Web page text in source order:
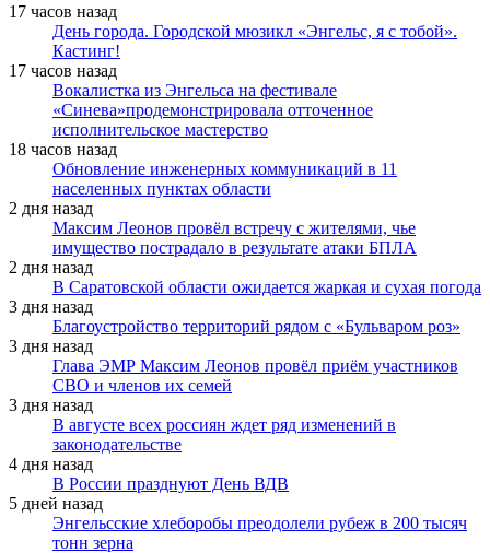
17 часов назад
День города. Городской мюзикл «Энгельс, я с тобой».
Кастинг!
17 часов назад
Вокалистка из Энгельса на фестивале
«Синева»продемонстрировала отточенное
исполнительское мастерство
18 часов назад
Обновление инженерных коммуникаций в 11
населенных пунктах области
2 дня назад
Максим Леонов провёл встречу с жителями, чье
имущество пострадало в результате атаки БПЛА
2 дня назад
В Саратовской области ожидается жаркая и сухая погода
3 дня назад
Благоустройство территорий рядом с «Бульваром роз»
3 дня назад
Глава ЭМР Максим Леонов провёл приём участников
СВО и членов их семей
3 дня назад
В августе всех россиян ждет ряд изменений в
законодательстве
4 дня назад
В России празднуют День ВДВ
5 дней назад
Энгельсские хлеборобы преодолели рубеж в 200 тысяч
тонн зерна